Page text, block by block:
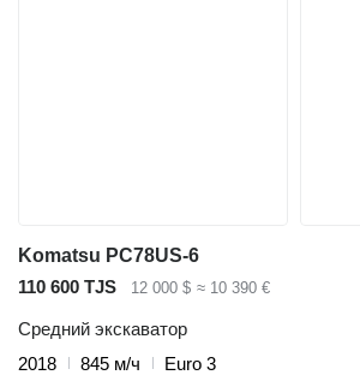
Komatsu PC78US-6
110 600 TJS
12 000 $ ≈ 10 390 €
Средний экскаватор
2018
845 м/ч
Euro 3